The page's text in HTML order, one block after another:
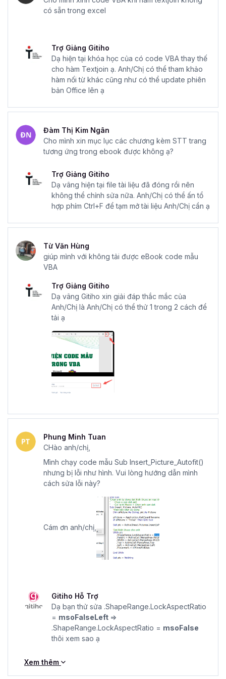
Mà hầu hết những công việc liên quan tới ứng dụng VBA
ứng dụng ngay vào thực tế.
Chính vì thế Ebook này giúp bạn tổng hợp các đoạn code
VBA thường gặp nhất trong quá trình làm việc. Những
đoạn code tuy không phải hoàn toàn do tác giả sáng tạo
một cách dễ hiểu và dễ sử dụng hơn. Việc này giúp bạn
tiết kiệm được nhiều thời gian tìm kiếm, đọc hiểu, chạy thử
mà có thể yên tâm sử dụng.
Hãy nhấn vào đăng ký ngay để tảiEbook thư viện code
có sẵn trong excel
Trợ Giảng Gitiho
Dạ hiện tại khóa học của có code VBA thay thế
cho hàm Textjoin ạ. Anh/Chị có thể tham khảo
hàm nối từ khác cũng như có thể update phiên
bản Office lên ạ
Đàm Thị Kim Ngân
Cho mình xin mục lục các chương kèm STT trang
tương ứng trong ebook được không ạ?
Trợ Giảng Gitiho
Dạ vâng hiện tại file tài liệu đã đóng rồi nên
không thể chỉnh sửa nữa. Anh/Chị có thể ấn tổ
hợp phím Ctrl+F để tạm mở tài liệu Anh/Chị cần ạ
Từ Văn Hùng
giúp mình với không tải được eBook code mẫu
VBA
Trợ Giảng Gitiho
Dạ vâng Gitiho xin giải đáp thắc mắc của
Anh/Chị là Anh/Chị có thể thử 1 trong 2 cách để
tải ạ
Phung Minh Tuan
CHào anh/chị,
Mình chạy code mẫu Sub Insert_Picture_Autofit()
nhưng bị lỗi như hình. Vui lòng hướng dẫn mình
cách sửa lỗi này?
Cám ơn anh/chị,
Gitiho Hỗ Trợ
Dạ bạn thử sửa .ShapeRange.LockAspectRatio
= msoFalseLeft =>
.ShapeRange.LockAspectRatio = msoFalse
thôi xem sao ạ
Xem thêm